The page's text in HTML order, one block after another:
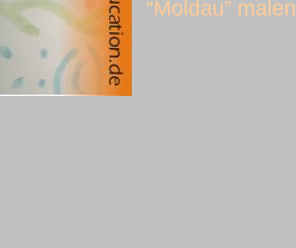
“Moldau” malen